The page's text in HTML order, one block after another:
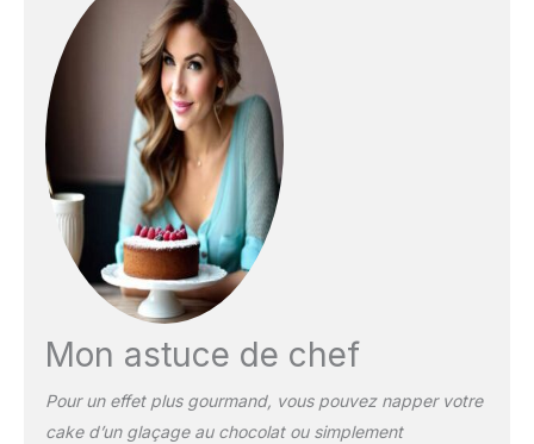
Mon astuce de chef
Pour un effet plus gourmand, vous pouvez napper votre
cake d’un glaçage au chocolat ou simplement